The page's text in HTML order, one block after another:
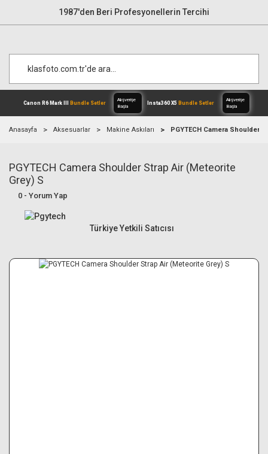
1987'den Beri Profesyonellerin Tercihi
Canon R6 Mark IIIBundle Setler
Alışverişe
Anasayfa Aksesuarlar Makine Askıları PGYTECH Camera Shoulder
PGYTECH Camera Shoulder Strap Air (Meteorite
Grey) S
0 - Yorum Yap
Türkiye Yetkili Satıcısı